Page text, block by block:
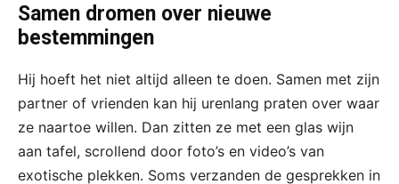
Samen dromen over nieuwe
bestemmingen
Hij hoeft het niet altijd alleen te doen. Samen met zijn
partner of vrienden kan hij urenlang praten over waar
ze naartoe willen. Dan zitten ze met een glas wijn
aan tafel, scrollend door foto’s en video’s van
exotische plekken. Soms verzanden de gesprekken in